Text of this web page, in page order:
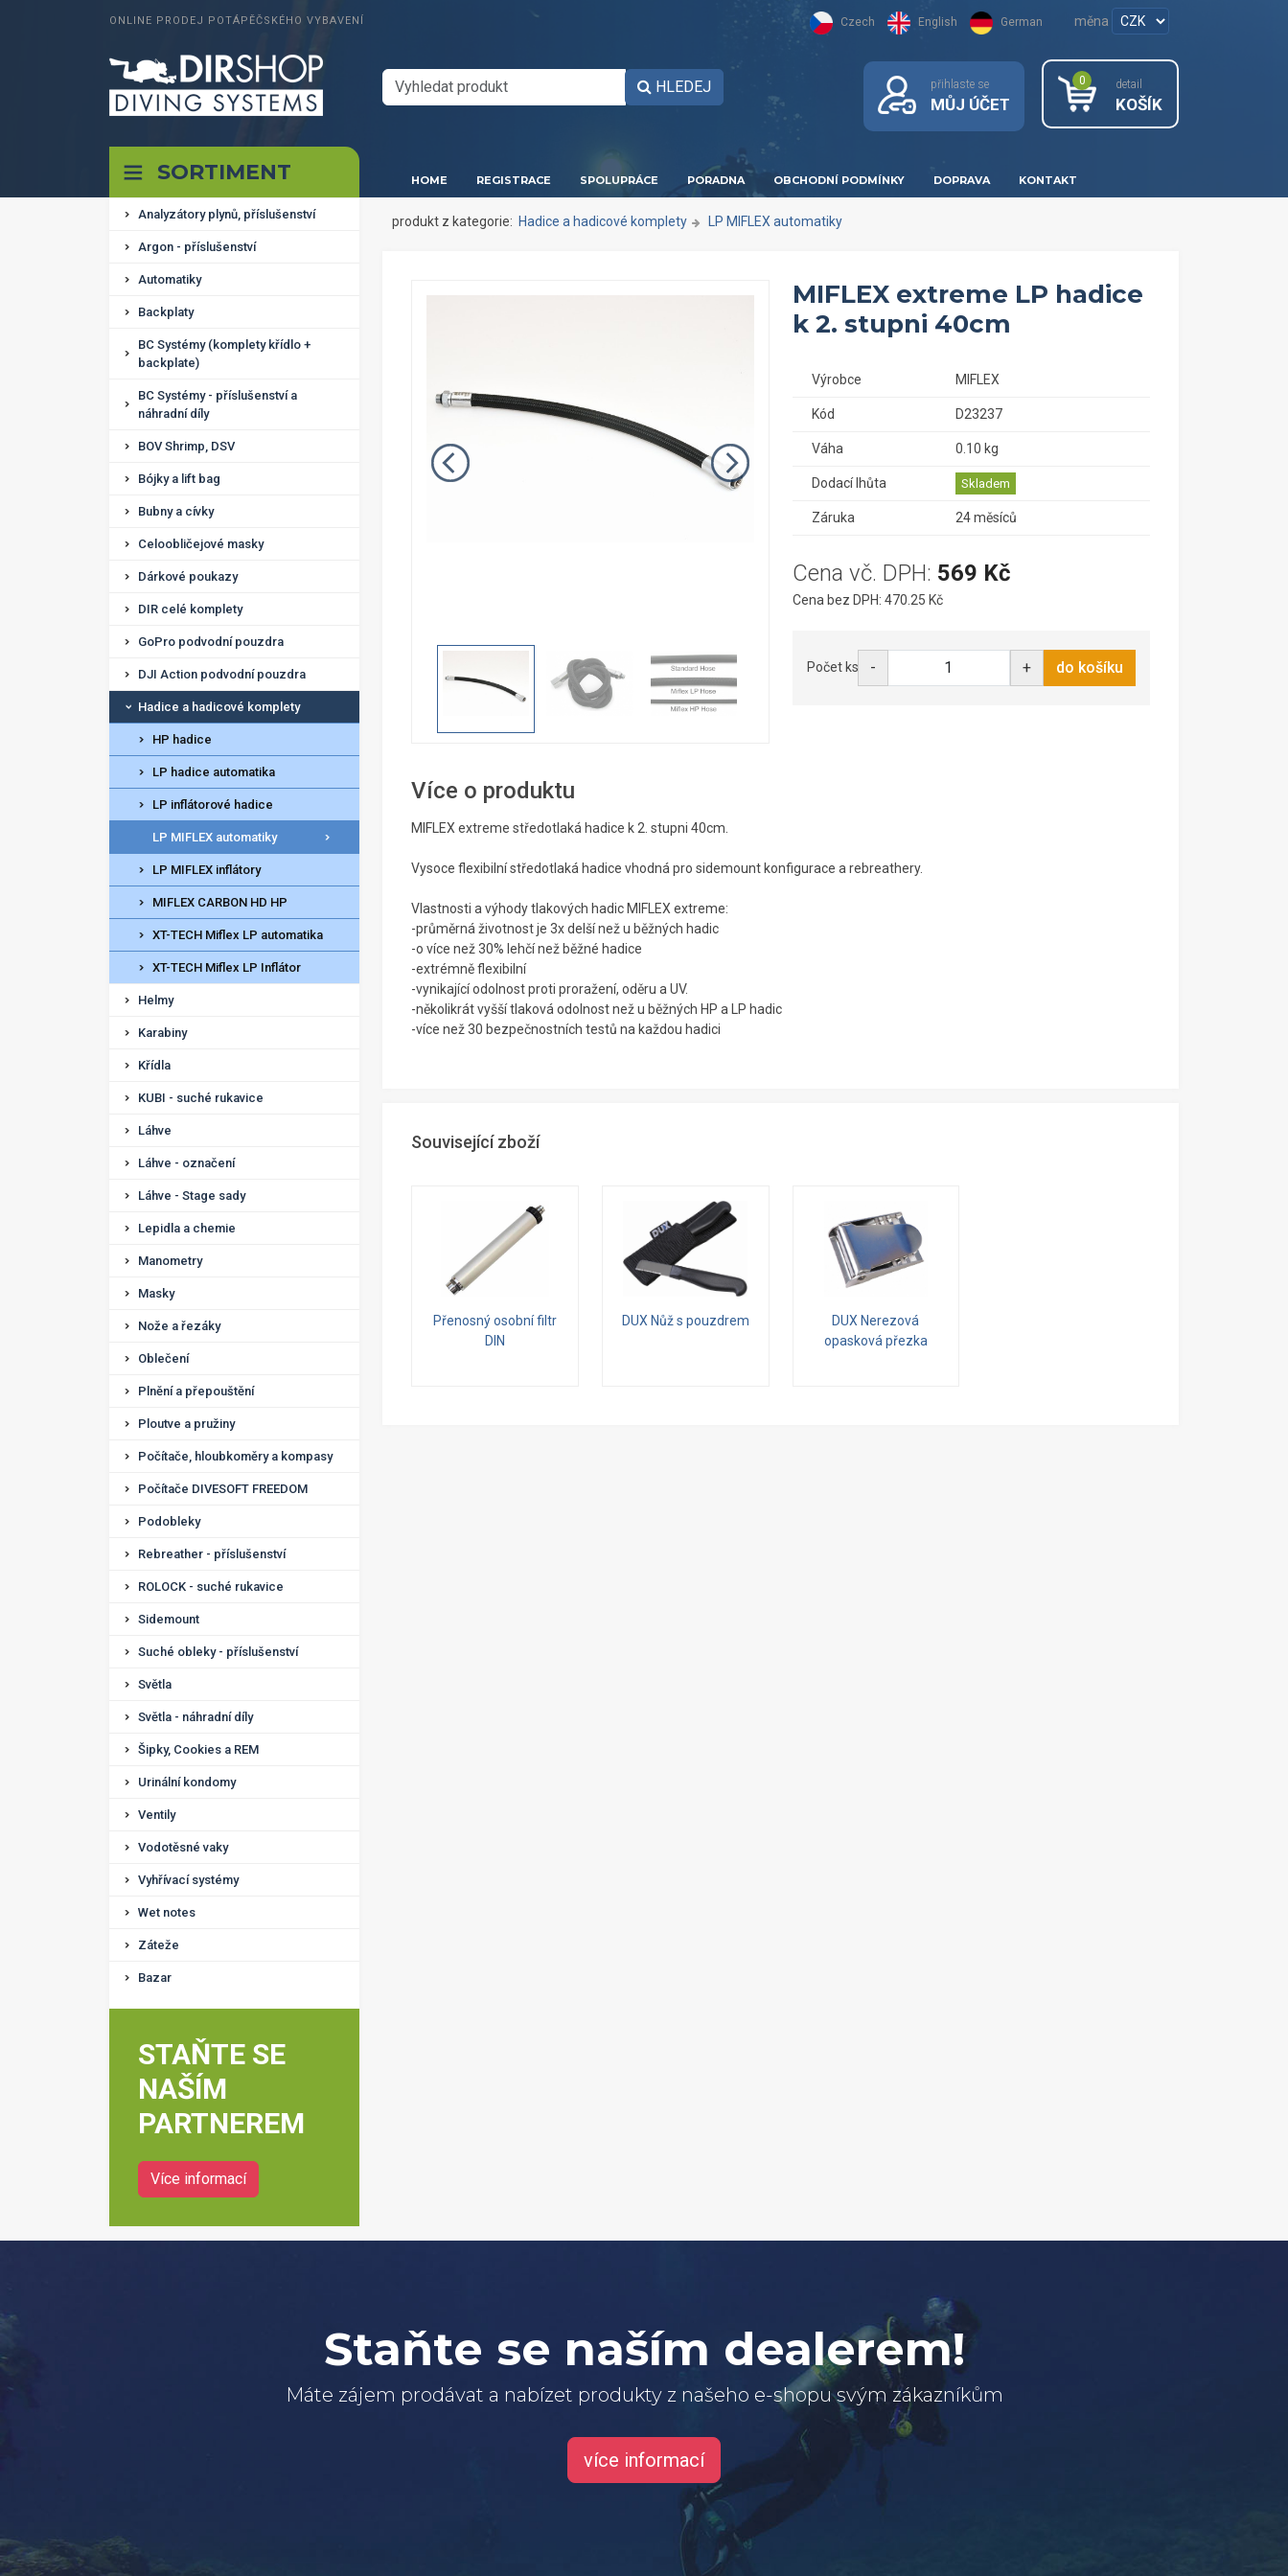
ONLINE PRODEJ POTÁPĚČSKÉHO VYBAVENÍ Czech English German měna
HLEDEJ přihlaste se
MŮJ ÚČET
0 detail
KOŠÍK
SORTIMENT HOME REGISTRACE SPOLUPRÁCE PORADNA OBCHODNÍ PODMÍNKY DOPRAVA KONTAKT
Analyzátory plynů, příslušenství
Argon - příslušenství
Automatiky
Backplaty
BC Systémy (komplety křídlo +
backplate)
BC Systémy - příslušenství a
náhradní díly
BOV Shrimp, DSV
Bójky a lift bag
Bubny a cívky
Celoobličejové masky
Dárkové poukazy
DIR celé komplety
GoPro podvodní pouzdra
DJI Action podvodní pouzdra
Hadice a hadicové komplety
HP hadice
LP hadice automatika
LP inflátorové hadice
LP MIFLEX automatiky
LP MIFLEX inflátory
MIFLEX CARBON HD HP
XT-TECH Miflex LP automatika
XT-TECH Miflex LP Inflátor
Helmy
Karabiny
Křídla
KUBI - suché rukavice
Láhve
Láhve - označení
Láhve - Stage sady
Lepidla a chemie
Manometry
Masky
Nože a řezáky
Oblečení
Plnění a přepouštění
Ploutve a pružiny
Počítače, hloubkoměry a kompasy
Počítače DIVESOFT FREEDOM
Podobleky
Rebreather - příslušenství
ROLOCK - suché rukavice
Sidemount
Suché obleky - příslušenství
Světla
Světla - náhradní díly
Šipky, Cookies a REM
Urinální kondomy
Ventily
Vodotěsné vaky
Vyhřívací systémy
Wet notes
Záteže
Bazar
STAŇTE SE
NAŠÍM
PARTNEREM
Více informací
produkt z kategorie: Hadice a hadicové komplety LP MIFLEX automatiky
MIFLEX extreme LP hadice
k 2. stupni 40cm
Výrobce MIFLEX
Kód D23237
Váha 0.10 kg
Dodací lhůta Skladem
Záruka 24 měsíců
Cena vč. DPH: 569 Kč
Cena bez DPH: 470.25 Kč
Počet ks - + do košíku
Více o produktu
MIFLEX extreme středotlaká hadice k 2. stupni 40cm.
Vysoce flexibilní středotlaká hadice vhodná pro sidemount konfigurace a rebreathery.
Vlastnosti a výhody tlakových hadic MIFLEX extreme:
-průměrná životnost je 3x delší než u běžných hadic
-o více než 30% lehčí než běžné hadice
-extrémně flexibilní
-vynikající odolnost proti proražení, oděru a UV.
-několikrát vyšší tlaková odolnost než u běžných HP a LP hadic
-více než 30 bezpečnostních testů na každou hadici
Související zboží
Přenosný osobní filtr
DIN
DUX Nůž s pouzdrem
DUX Nerezová
opasková přezka
Staňte se naším dealerem!
Máte zájem prodávat a nabízet produkty z našeho e-shopu svým zákazníkům
více informací